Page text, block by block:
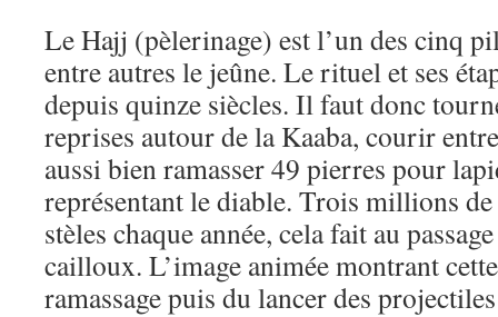
Le Hajj (pèlerinage) est l’un des cinq
entre autres le jeûne. Le rituel et ses
depuis quinze siècles. Il faut donc
reprises autour de la Kaaba, courir
aussi bien ramasser 49 pierres pour
représentant le diable. Trois millions
stèles chaque année, cela fait au
cailloux. L’image animée montrant
ramassage puis du lancer des